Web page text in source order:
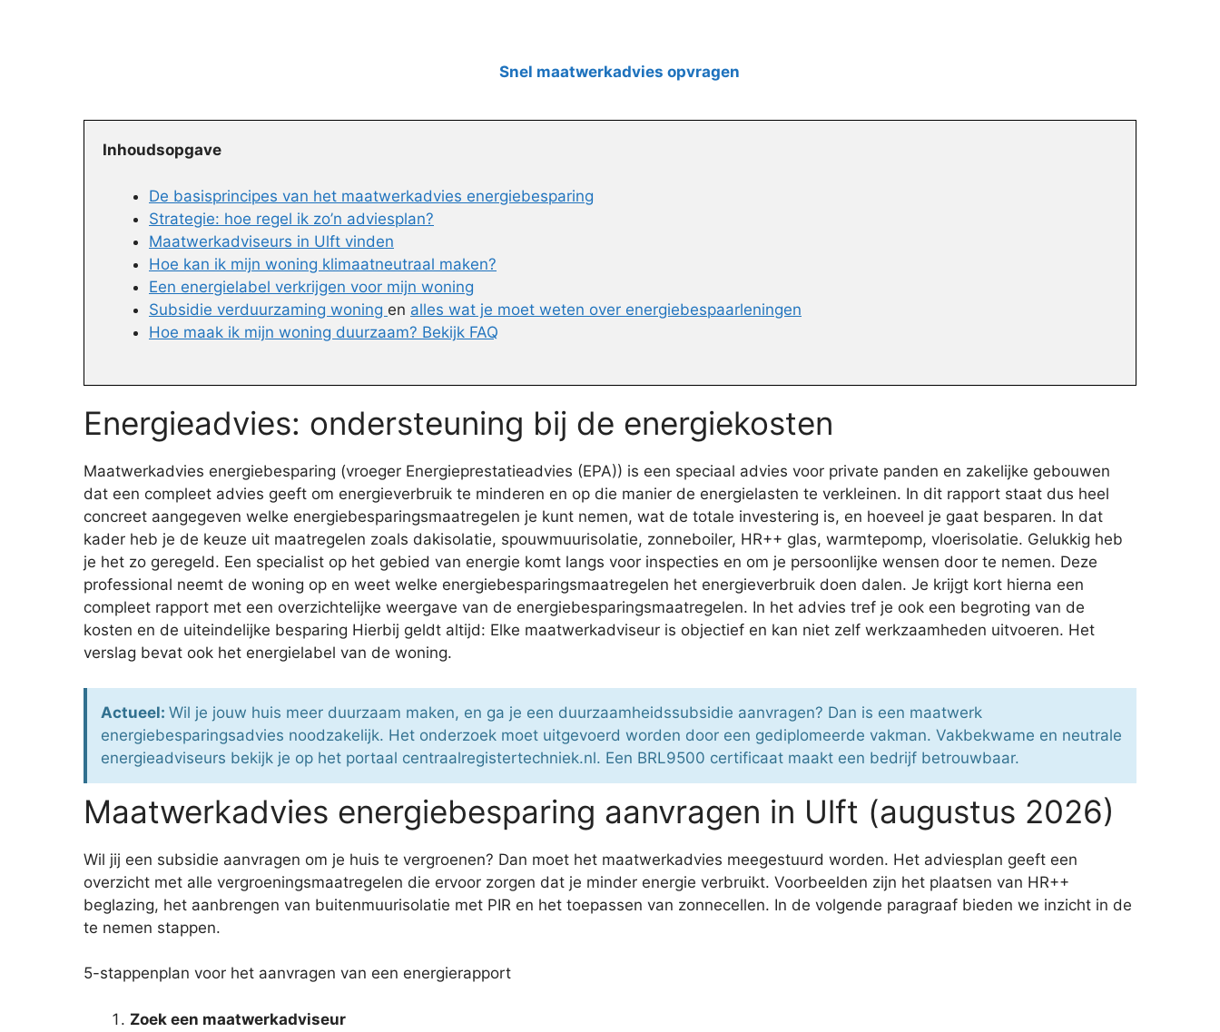
Snel maatwerkadvies opvragen
Inhoudsopgave
De basisprincipes van het maatwerkadvies energiebesparing
Strategie: hoe regel ik zo’n adviesplan?
Maatwerkadviseurs in Ulft vinden
Hoe kan ik mijn woning klimaatneutraal maken?
Een energielabel verkrijgen voor mijn woning
Subsidie verduurzaming woning en alles wat je moet weten over energiebespaarleningen
Hoe maak ik mijn woning duurzaam? Bekijk FAQ
Energieadvies: ondersteuning bij de energiekosten
Maatwerkadvies energiebesparing (vroeger Energieprestatieadvies (EPA)) is een speciaal advies voor private panden en zakelijke gebouwen
dat een compleet advies geeft om energieverbruik te minderen en op die manier de energielasten te verkleinen. In dit rapport staat dus heel
concreet aangegeven welke energiebesparingsmaatregelen je kunt nemen, wat de totale investering is, en hoeveel je gaat besparen. In dat
kader heb je de keuze uit maatregelen zoals dakisolatie, spouwmuurisolatie, zonneboiler, HR++ glas, warmtepomp, vloerisolatie. Gelukkig heb
je het zo geregeld. Een specialist op het gebied van energie komt langs voor inspecties en om je persoonlijke wensen door te nemen. Deze
professional neemt de woning op en weet welke energiebesparingsmaatregelen het energieverbruik doen dalen. Je krijgt kort hierna een
compleet rapport met een overzichtelijke weergave van de energiebesparingsmaatregelen. In het advies tref je ook een begroting van de
kosten en de uiteindelijke besparing Hierbij geldt altijd: Elke maatwerkadviseur is objectief en kan niet zelf werkzaamheden uitvoeren. Het
verslag bevat ook het energielabel van de woning.
Actueel: Wil je jouw huis meer duurzaam maken, en ga je een duurzaamheidssubsidie aanvragen? Dan is een maatwerk
energiebesparingsadvies noodzakelijk. Het onderzoek moet uitgevoerd worden door een gediplomeerde vakman. Vakbekwame en neutrale
energieadviseurs bekijk je op het portaal centraalregistertechniek.nl. Een BRL9500 certificaat maakt een bedrijf betrouwbaar.
Maatwerkadvies energiebesparing aanvragen in Ulft (augustus 2026)
Wil jij een subsidie aanvragen om je huis te vergroenen? Dan moet het maatwerkadvies meegestuurd worden. Het adviesplan geeft een
overzicht met alle vergroeningsmaatregelen die ervoor zorgen dat je minder energie verbruikt. Voorbeelden zijn het plaatsen van HR++
beglazing, het aanbrengen van buitenmuurisolatie met PIR en het toepassen van zonnecellen. In de volgende paragraaf bieden we inzicht in de
te nemen stappen.
5-stappenplan voor het aanvragen van een energierapport
Zoek een maatwerkadviseur